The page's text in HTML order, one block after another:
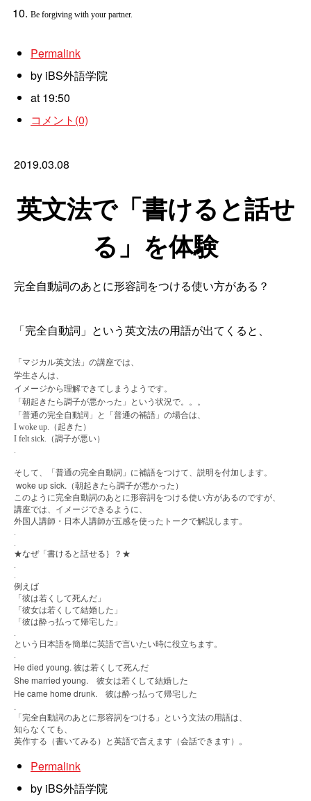
Be forgiving with your partner.
Permalink
by iBS外語学院
at 19:50
コメント(0)
2019.03.08
英文法で「書けると話せ
る」を体験
完全自動詞のあとに形容詞をつける使い方がある？
「完全自動詞」という英文法の用語が出てくると、
「マジカル英文法」の講座では、
学生さんは、
イメージから理解できてしまうようです。
「朝起きたら調子が悪かった」という状況で。。。
「普通の完全自動詞」と「普通の補語」の場合は、
I woke up.
（起きた）
I felt sick
（調子が悪い）
そして、「普通の完全自動詞」に補語をつけて、説明を付加します。
woke up sick. （朝起きたら調子が悪かった）
このように完全自動詞のあとに形容詞をつける使い方があるのですが、
講座では、イメージできるように、
外国人講師・日本人講師が五感を使ったトークで解説します。
★なぜ「書けると話せる｝？★
例えば
「彼は若くして死んだ」
「彼女は若くして結婚した」
「彼は酔っ払って帰宅した」
という日本語を簡単に英語で言いたい時に役立ちます。
He died young. 彼は若くして死んだ
She married young. 彼女は若くして結婚した
He came home drunk. 彼は酔っ払って帰宅した
.
「完全自動詞のあとに形容詞をつける」という文法の用語は、
知らなくても、
英作する（書いてみる）と英語で言えます（会話できます）。
Permalink
by iBS外語学院